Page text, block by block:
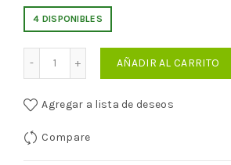
era:
S/79.00.S/63.00.
4 DISPONIBLES
AÑADIR AL CARRITO
Agregar a lista de deseos
Compare